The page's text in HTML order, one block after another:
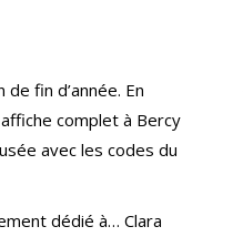
fin d’année. En
complet à Bercy
avec les codes du
dédié à… Clara